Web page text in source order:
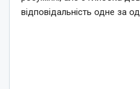
відповідальність одне за